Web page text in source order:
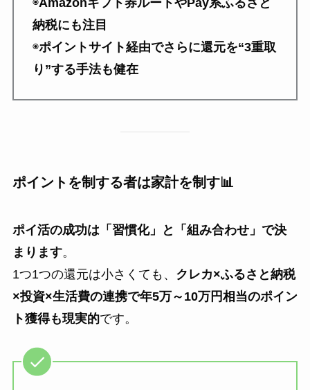
◉Amazonギフト券ルートやPay系ふるさと
納税にも注目
◉ポイントサイト経由でさらに還元を“3重取
り”する手法も健在
ポイントを制する者は家計を制す📊
ポイ活の成功は「習慣化」と「組み合わせ」で決
まります。
1つ1つの還元は小さくても、 クレカ×ふるさと納税
×投資×生活費の連携で年5万～10万円相当のポイン
ト獲得も現実的です。